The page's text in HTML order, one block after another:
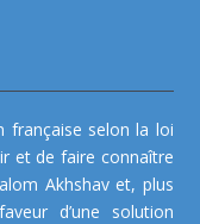
française selon la loi
et de faire connaître
Akhshav et, plus
d’une solution